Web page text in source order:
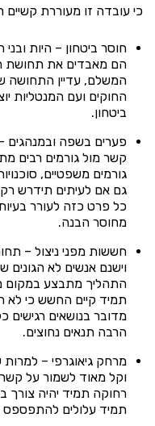
כי עובדה זו מעוררת קשיים
חוסר ביטחון – היות
הם מאבדים את תחושת
המשלם, עדיין התחושה
החוקים ועם המנטליות
ביטחון.
פערים בשפה ובמנהגים
קשר מול גורמים רבים
גורמים משפטיים,
גם אם לעיתים תידרש
כל פרט כזה לעורר
מחוסר הבנה.
חששות מפני ניצול –
וישנם אנשים לא
התהליך מתבצע במקום
תמיד קיים החשש כי לא
מדובר בנושאים רגישים
הרבה תנאים נחוצים.
מרחק גיאוגרפי –
וקל מאוד לשמור על קשר
רחוקה תמיד יהיה צורך
תמיד עלולים להתפספס